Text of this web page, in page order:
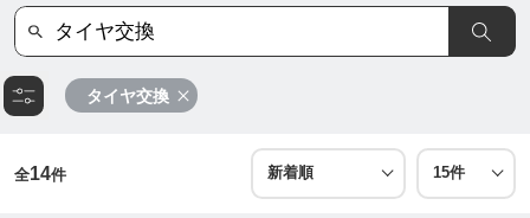
タイヤ交換
全14件